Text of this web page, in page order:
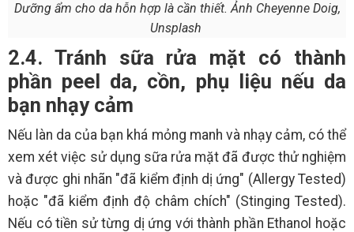
Dưỡng ẩm cho da hỗn hợp là cần thiết. Ảnh Cheyenne Doig,
Unsplash
2.4. Tránh sữa rửa mặt có thành
phần peel da, cồn, phụ liệu nếu da
bạn nhạy cảm
Nếu làn da của bạn khá mỏng manh và nhạy cảm, có thể
xem xét việc sử dụng sữa rửa mặt đã được thử nghiệm
và được ghi nhãn "đã kiểm định dị ứng" (Allergy Tested)
hoặc "đã kiểm định độ châm chích" (Stinging Tested).
Nếu có tiền sử từng dị ứng với thành phần Ethanol hoặc